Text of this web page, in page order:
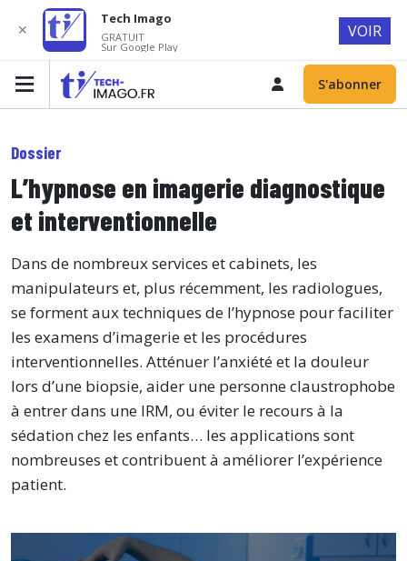
S'abonner
Dossier
L’hypnose en imagerie diagnostique
et interventionnelle
Dans de nombreux services et cabinets, les
manipulateurs et, plus récemment, les radiologues,
se forment aux techniques de l’hypnose pour faciliter
les examens d’imagerie et les procédures
interventionnelles. Atténuer l’anxiété et la douleur
lors d’une biopsie, aider une personne claustrophobe
à entrer dans une IRM, ou éviter le recours à la
sédation chez les enfants… les applications sont
nombreuses et contribuent à améliorer l’expérience
patient.
✕
Tech Imago
GRATUIT
Sur Google Play
VOIR